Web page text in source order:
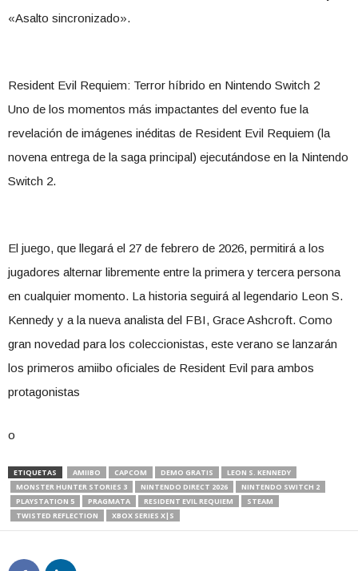
«Asalto sincronizado».
​Resident Evil Requiem: Terror híbrido en Nintendo Switch 2
​Uno de los momentos más impactantes del evento fue la
revelación de imágenes inéditas de Resident Evil Requiem (la
novena entrega de la saga principal) ejecutándose en la Nintendo
Switch 2.
​El juego, que llegará el 27 de febrero de 2026, permitirá a los
jugadores alternar libremente entre la primera y tercera persona
en cualquier momento. La historia seguirá al legendario Leon S.
Kennedy y a la nueva analista del FBI, Grace Ashcroft. Como
gran novedad para los coleccionistas, este verano se lanzarán
los primeros amiibo oficiales de Resident Evil para ambos
protagonistas
o
ETIQUETAS AMIIBO ​CAPCOM DEMO GRATIS
LEON S. KENNEDY
MONSTER HUNTER STORIES 3
NINTENDO DIRECT 2026
NINTENDO SWITCH 2
PLAYSTATION 5
PRAGMATA RESIDENT EVIL REQUIEM
STEAM
TWISTED REFLECTION
XBOX SERIES X|S